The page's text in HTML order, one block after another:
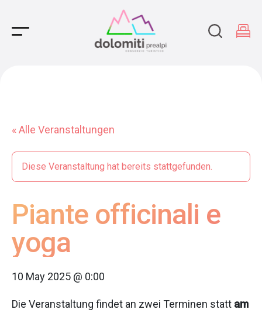
Main Navigation
« Alle Veranstaltungen
Diese Veranstaltung hat bereits stattgefunden.
Piante officinali e
yoga
10 May 2025 @ 0:00
Die Veranstaltung findet an zwei Terminen statt am